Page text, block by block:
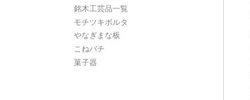
銘木工芸品一覧
モチツキボルタ
やなぎまな板
こねバチ
菓子器